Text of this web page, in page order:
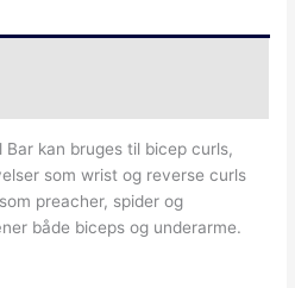
kan bruges til bicep curls,
som wrist og reverse curls
preacher, spider og
både biceps og underarme.